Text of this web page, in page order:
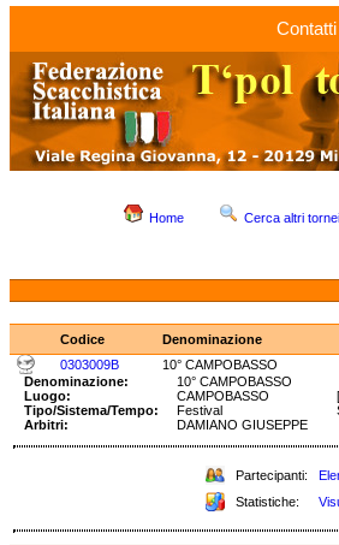
Contatti
Home Cerca altri tornei
Codice Denominazione
0303009B
10° CAMPOBASSO
Denominazione:
10° CAMPOBASSO
Luogo:
CAMPOBASSO
Tipo/Sistema/Tempo:
Festival
Arbitri:
DAMIANO GIUSEPPE
Partecipanti:
Statistiche: